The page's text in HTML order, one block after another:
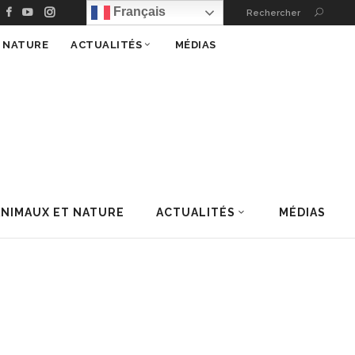
Français Rechercher
ET NATURE ACTUALITÉS MÉDIAS
ACTUALITÉS MÉDIAS